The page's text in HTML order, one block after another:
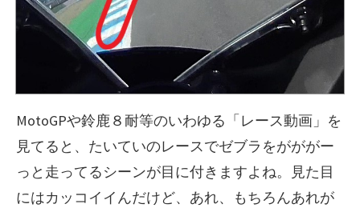
MotoGPや鈴鹿８耐等のいわゆる「レース動画」を
見てると、たいていのレースでゼブラをがががー
っと走ってるシーンが目に付きますよね。見た目
にはカッコイイんだけど、あれ、もちろんあれが